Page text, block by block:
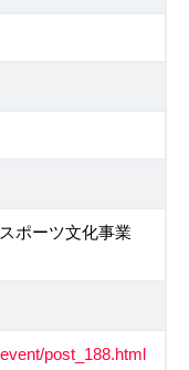
ポーツ文化事業
post_188.html